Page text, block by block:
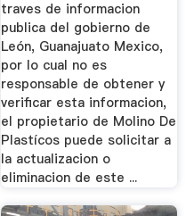
traves de informacion
publica del gobierno de
León, Guanajuato Mexico,
por lo cual no es
responsable de obtener y
verificar esta informacion,
el propietario de Molino De
Plastícos puede solicitar a
la actualizacion o
eliminacion de este ...